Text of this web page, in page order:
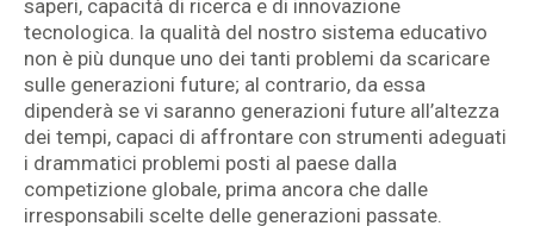
saperi, capacità di ricerca e di innovazione
tecnologica. la qualità del nostro sistema educativo
non è più dunque uno dei tanti problemi da scaricare
sulle generazioni future; al contrario, da essa
dipenderà se vi saranno generazioni future all’altezza
dei tempi, capaci di affrontare con strumenti adeguati
i drammatici problemi posti al paese dalla
competizione globale, prima ancora che dalle
irresponsabili scelte delle generazioni passate.